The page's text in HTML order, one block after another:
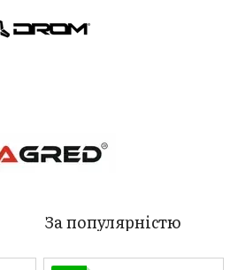
За популярністю